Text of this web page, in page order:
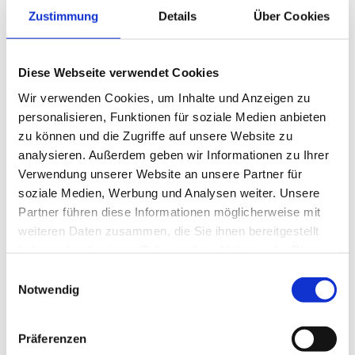
Zustimmung Details Über Cookies
Diese Webseite verwendet Cookies
Wir verwenden Cookies, um Inhalte und Anzeigen zu
personalisieren, Funktionen für soziale Medien anbieten
zu können und die Zugriffe auf unsere Website zu
analysieren. Außerdem geben wir Informationen zu Ihrer
Verwendung unserer Website an unsere Partner für
soziale Medien, Werbung und Analysen weiter. Unsere
Partner führen diese Informationen möglicherweise mit
weiteren Daten zusammen, die Sie ihnen bereitgestellt
Notwendig
Präferenzen
Wichtige Überlegungen bei der RoRo-
Verschiffung von Baumaschinen
Abmessungen und Gewicht: Stellen Sie sicher,
dass die Maschinen den Spezifikationen des RoRo-
Schiffs entsprechen.
Versicherung: Schließen Sie eine umfassende
Transportversicherung ab, um Ihre Investition zu
schützen.
Zollbestimmungen: Informieren Sie sich über die
Zollvorschriften des Bestimmungslandes, um
einen reibungslosen Ablauf zu gewährleisten.
Fazit
zuverlässige Methode für den internationalen